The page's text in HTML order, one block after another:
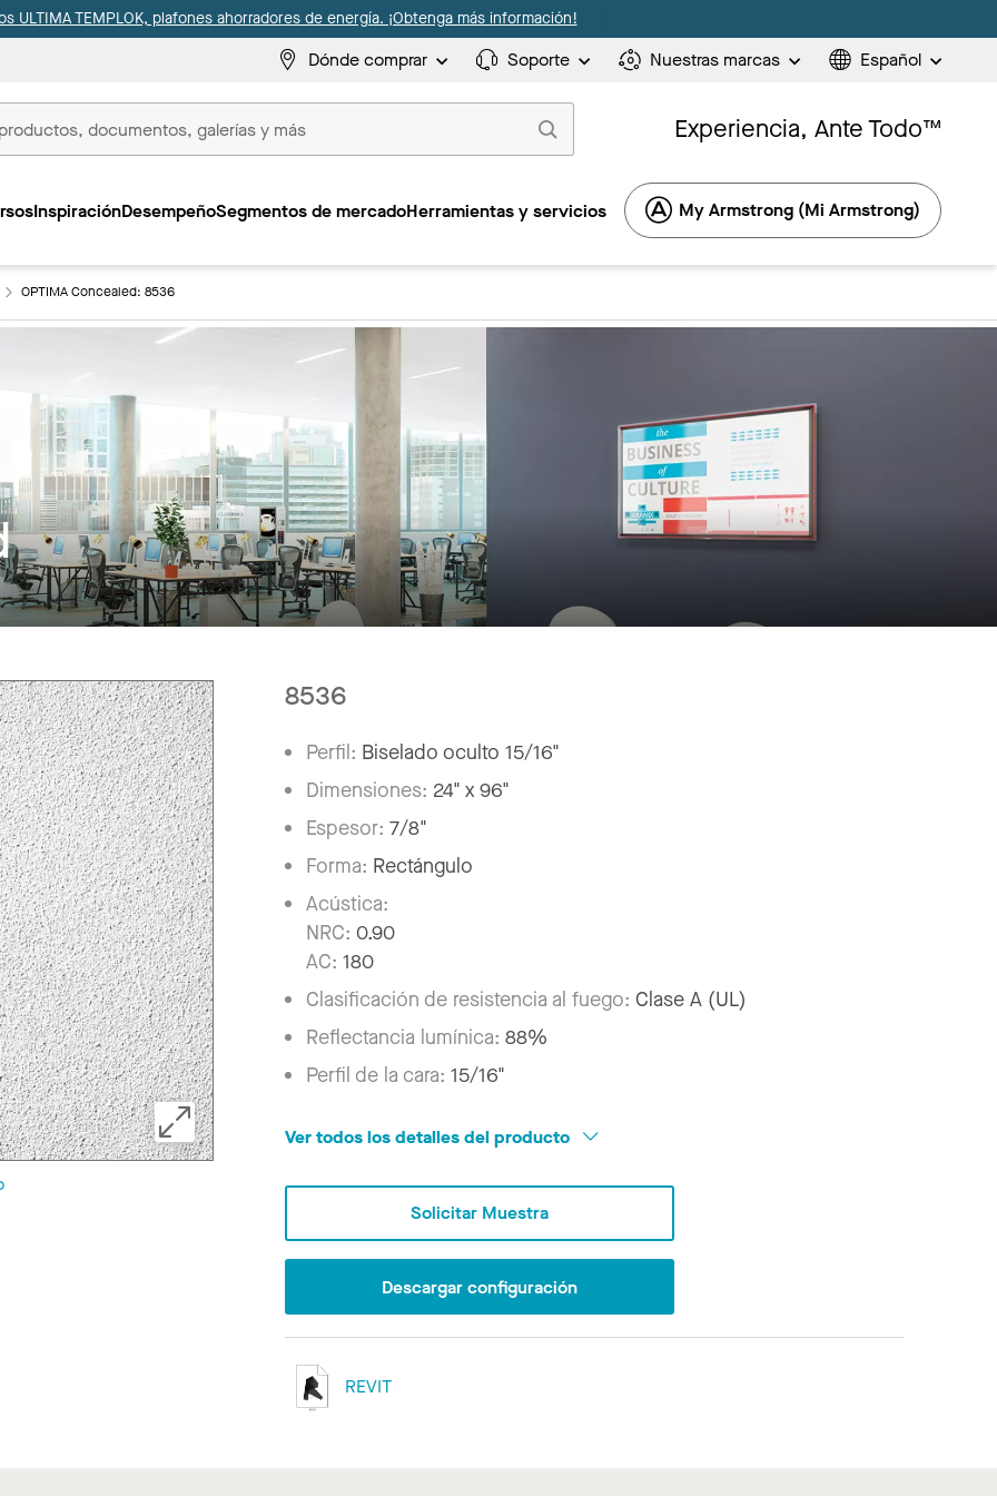
ULTIMA TEMPLOK, plafones ahorradores de energía. ¡Obtenga más información!
Dónde comprar Soporte Nuestras marcas Español
Experiencia, Ante Todo™
InspiraciónDesempeñoSegmentos de mercadoHerramientas y servicios My Armstrong (Mi Armstrong)
OPTIMA Concealed: 8536
8536
Perfil: Biselado oculto 15/16"
Dimensiones: 24" x 96"
Espesor:7/8"
Forma: Rectángulo
Acústica:
NRC: 0.90
AC: 180
Clasificación de resistencia al fuego:Clase A (UL)
Reflectancia lumínica:88%
Perfil de la cara:15/16"
Ver todos los detalles del producto
Solicitar Muestra
Descargar configuración
REVIT